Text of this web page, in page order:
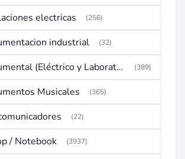
electricas (256)
industrial (32)
Instrumental (Eléctrico y Laboratorio) (389)
Musicales (365)
(22)
/ Notebook (3937)